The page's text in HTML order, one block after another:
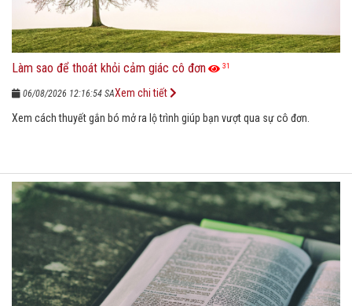
Làm sao để thoát khỏi cảm giác cô đơn 31
06/08/2026 12:16:54 SA
Xem cách thuyết gắn bó mở ra lộ trình giúp bạn vượt qua sự cô đơn.
Xem chi tiết